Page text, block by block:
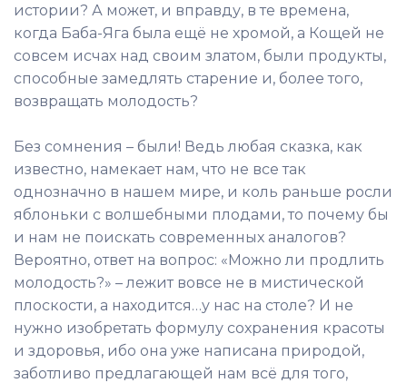
истории? А может, и вправду, в те времена,
когда Баба-Яга была ещё не хромой, а Кощей не
совсем исчах над своим златом, были продукты,
способные замедлять старение и, более того,
возвращать молодость?
Без сомнения – были! Ведь любая сказка, как
известно, намекает нам, что не все так
однозначно в нашем мире, и коль раньше росли
яблоньки с волшебными плодами, то почему бы
и нам не поискать современных аналогов?
Вероятно, ответ на вопрос: «Можно ли продлить
молодость?» – лежит вовсе не в мистической
плоскости, а находится…у нас на столе? И не
нужно изобретать формулу сохранения красоты
и здоровья, ибо она уже написана природой,
заботливо предлагающей нам всё для того,